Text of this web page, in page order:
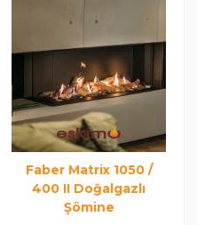
Faber Matrix 1050 /
400 II Doğalgazlı
Şömine